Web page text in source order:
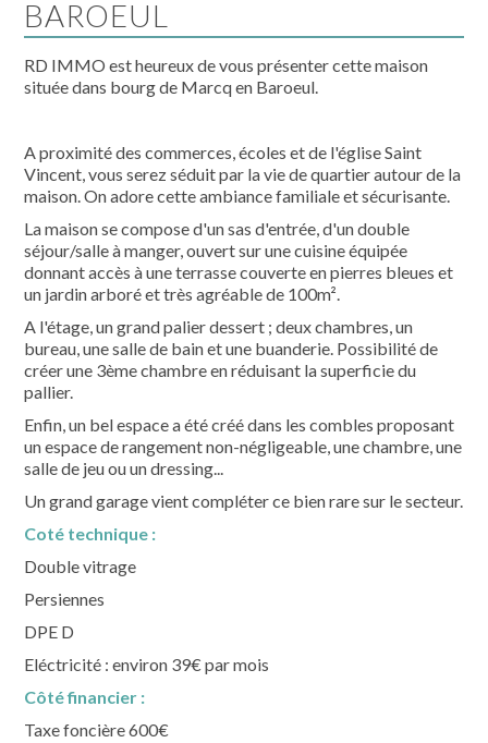
BAROEUL
RD IMMO est heureux de vous présenter cette maison
située dans bourg de Marcq en Baroeul.
A proximité des commerces, écoles et de l'église Saint
Vincent, vous serez séduit par la vie de quartier autour de la
maison. On adore cette ambiance familiale et sécurisante.
La maison se compose d'un sas d'entrée, d'un double
séjour/salle à manger, ouvert sur une cuisine équipée
donnant accès à une terrasse couverte en pierres bleues et
un jardin arboré et très agréable de 100m².
A l'étage, un grand palier dessert ; deux chambres, un
bureau, une salle de bain et une buanderie. Possibilité de
créer une 3ème chambre en réduisant la superficie du
pallier.
Enfin, un bel espace a été créé dans les combles proposant
un espace de rangement non-négligeable, une chambre, une
salle de jeu ou un dressing...
Un grand garage vient compléter ce bien rare sur le secteur.
Coté technique :
Double vitrage
Persiennes
DPE D
Eléctricité : environ 39€ par mois
Côté financier :
Taxe foncière 600€